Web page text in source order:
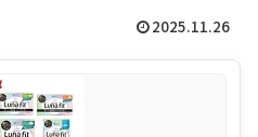
2025.11.26